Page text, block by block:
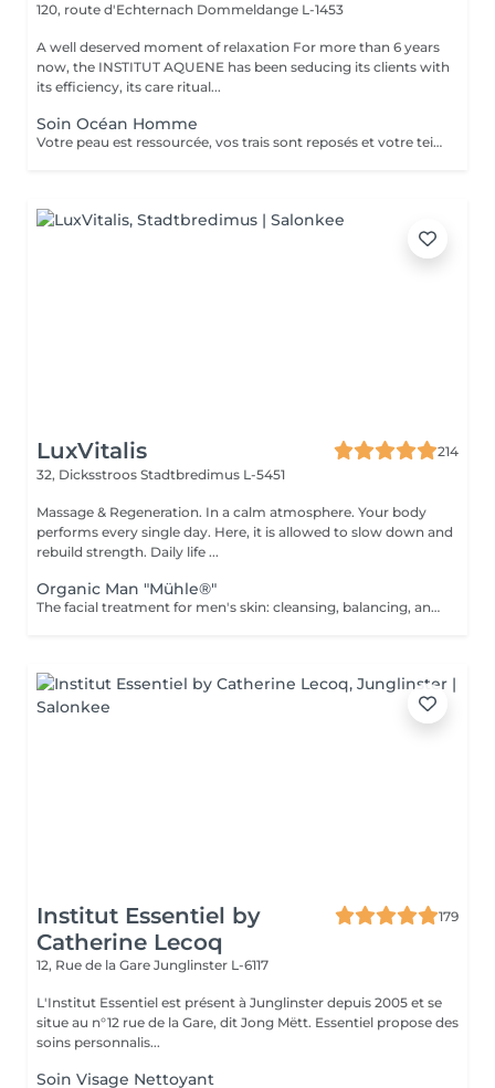
120, route d'Echternach Dommeldange L-1453
A well deserved moment of relaxation For more than 6 years
now, the INSTITUT AQUENE has been seducing its clients with
its efficiency, its care ritual...
Soin Océan Homme
Votre peau est ressourcée, vos trais sont reposés et votre teint plus lumineux. Véritable recharge d'énergie, les extraits d'algue bleue sont libérés au cur des cellules pour une action anti-âge et antifatigue.
LuxVitalis
214
32, Dicksstroos Stadtbredimus L-5451
Massage & Regeneration. In a calm atmosphere. Your body
performs every single day. Here, it is allowed to slow down and
rebuild strength. Daily life ...
Organic Man "Mühle®"
The facial treatment for men's skin: cleansing, balancing, and soothing. Ideal for blemishes or stressed skin. The finest aromas combined with the best that nature can offer us: In the ORGANIC natural cosmetics range, MÜHLE® combines sustainability with luxury. Pure argan oil, nourishing shea butter, the healing power of aloe vera, and soothing calendula and chamomileevery single ingredient comes from certified organic cultivation or wild harvesting.
Institut Essentiel by
Catherine Lecoq
179
12, Rue de la Gare Junglinster L-6117
L'Institut Essentiel est présent à Junglinster depuis 2005 et se
situe au n°12 rue de la Gare, dit Jong Mëtt. Essentiel propose des
soins personnalis...
Soin Visage Nettoyant